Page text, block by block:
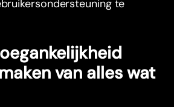
te
van alles wat